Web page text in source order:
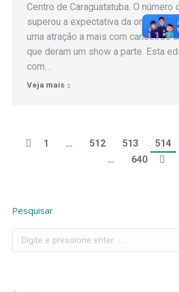
Centro de Caraguatatuba. O número
superou a expectativa da
uma atração a mais com canoeiros
que deram um show a parte. Esta
com…
Veja mais
1 … 512 513 514
…
640
Pesquisar